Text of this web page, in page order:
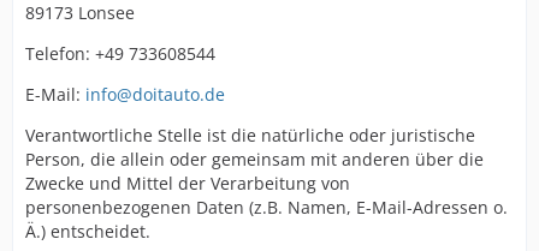
89173 Lonsee
Telefon: +49 733608544
E-Mail: info@doitauto.de
Verantwortliche Stelle ist die natürliche oder juristische
Person, die allein oder gemeinsam mit anderen über die
Zwecke und Mittel der Verarbeitung von
personenbezogenen Daten (z.B. Namen, E-Mail-Adressen o.
Ä.) entscheidet.